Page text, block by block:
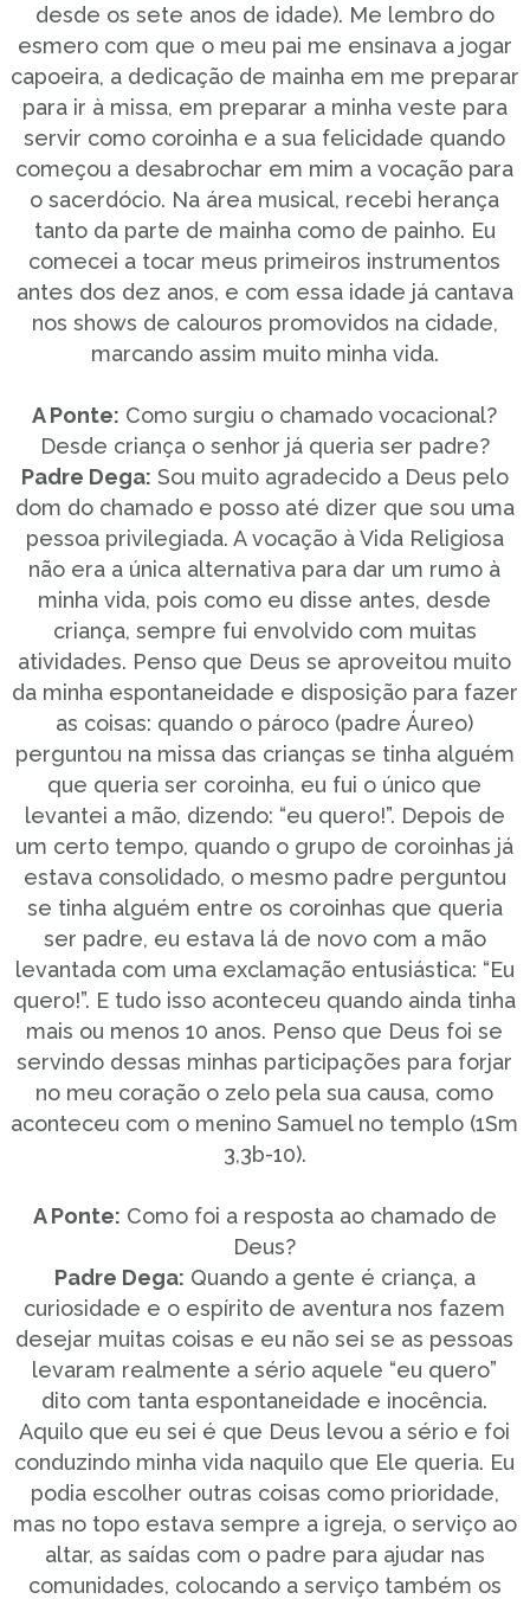
desde os sete anos de idade). Me lembro do
esmero com que o meu pai me ensinava a jogar
capoeira, a dedicação de mainha em me preparar
para ir à missa, em preparar a minha veste para
servir como coroinha e a sua felicidade quando
começou a desabrochar em mim a vocação para
o sacerdócio. Na área musical, recebi herança
tanto da parte de mainha como de painho. Eu
comecei a tocar meus primeiros instrumentos
antes dos dez anos, e com essa idade já cantava
nos shows de calouros promovidos na cidade,
marcando assim muito minha vida.
A Ponte: Como surgiu o chamado vocacional?
Desde criança o senhor já queria ser padre?
Padre Dega: Sou muito agradecido a Deus pelo
dom do chamado e posso até dizer que sou uma
pessoa privilegiada. A vocação à Vida Religiosa
não era a única alternativa para dar um rumo à
minha vida, pois como eu disse antes, desde
criança, sempre fui envolvido com muitas
atividades. Penso que Deus se aproveitou muito
da minha espontaneidade e disposição para fazer
as coisas: quando o pároco (padre Áureo)
perguntou na missa das crianças se tinha alguém
que queria ser coroinha, eu fui o único que
levantei a mão, dizendo: “eu quero!”. Depois de
um certo tempo, quando o grupo de coroinhas já
estava consolidado, o mesmo padre perguntou
se tinha alguém entre os coroinhas que queria
ser padre, eu estava lá de novo com a mão
levantada com uma exclamação entusiástica: “Eu
quero!”. E tudo isso aconteceu quando ainda tinha
mais ou menos 10 anos. Penso que Deus foi se
servindo dessas minhas participações para forjar
no meu coração o zelo pela sua causa, como
aconteceu com o menino Samuel no templo (1Sm
3,3b-10).
A Ponte: Como foi a resposta ao chamado de
Deus?
Padre Dega: Quando a gente é criança, a
curiosidade e o espírito de aventura nos fazem
desejar muitas coisas e eu não sei se as pessoas
levaram realmente a sério aquele “eu quero”
dito com tanta espontaneidade e inocência.
Aquilo que eu sei é que Deus levou a sério e foi
conduzindo minha vida naquilo que Ele queria. Eu
podia escolher outras coisas como prioridade,
mas no topo estava sempre a igreja, o serviço ao
altar, as saídas com o padre para ajudar nas
comunidades, colocando a serviço também os